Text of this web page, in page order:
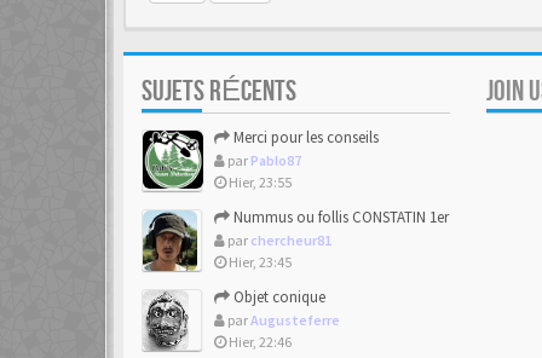
SUJETS RÉCENTS
Merci pour les conseils
par Pablo87
Hier, 23:55
Nummus ou follis CONSTATIN 1er
par chercheur81
Hier, 23:45
Objet conique
parAugusteferre
Hier, 22:46
JOIN